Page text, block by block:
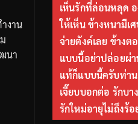
งาน
นา
เห็นรักที่ล่อนหลุด
ให้เห็น ข้างหนามีเ
จ่ายตังค์เลย ข้างต
แบบนี้อย่าปล่อยผ่
แท้ก็แบบนี้ครับท่า
เจี๊ยบบอกต่อ รักบ
รักใหม่อายุไม่ถึงร้